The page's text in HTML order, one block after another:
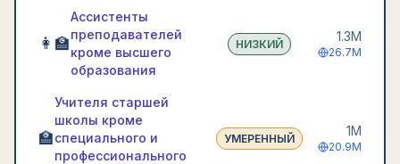
👩‍🏫
Ассистенты
преподавателей
кроме высшего
образования
НИЗКИЙ
1.3M
26.7M
🏫
Учителя старшей
школы кроме
специального и
профессионального
УМЕРЕННЫЙ
1M
20.9M